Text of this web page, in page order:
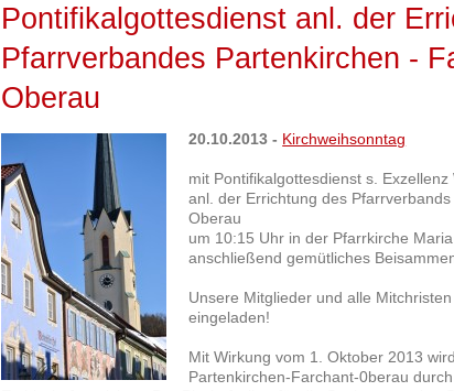
Pontifikalgottesdienst anl. der
Pfarrverbandes Partenkirchen -
Oberau
20.10.2013 - Kirchweihsonntag
mit Pontifikalgottesdienst s.
anl. der Errichtung des
Oberau
um 10:15 Uhr in der Pfarrkirche
anschließend gemütliches
Unsere Mitglieder und alle
eingeladen!
Mit Wirkung vom 1. Oktober 2013
Partenkirchen-Farchant-0berau